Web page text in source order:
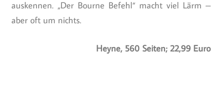
auskennen. „Der Bourne Befehl“ macht viel Lärm –
aber oft um nichts.
Heyne, 560 Seiten; 22,99 Euro